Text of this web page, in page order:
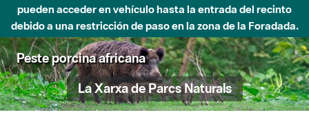
pueden acceder en vehículo hasta la entrada del recinto
debido a una restricción de paso en la zona de la Foradada.
Peste porcina africana
La Xarxa de Parcs Naturals